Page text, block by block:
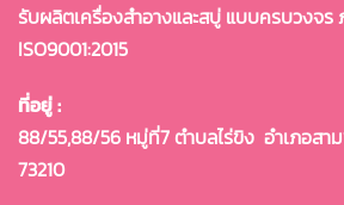
รับผลิตเครื่องสำอางและสบู่ แบบครบวงจร
ISO9001:2015
ที่อยู่ :
88/55,88/56 หมู่ที่7 ตำบลไร่ขิง อำเภอส
73210